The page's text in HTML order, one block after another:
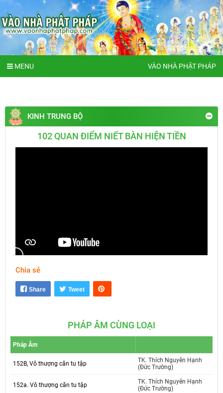
MENU VÀO NHÀ PHẬT PHÁP
KINH TRUNG BỘ
102 QUAN ĐIỂM NIẾT BÀN HIỆN TIỀN
Chia sẻ
Share Tweet
PHÁP ÂM CÙNG LOẠI
Pháp Âm
152B, Vô thượng căn tu tập
TK. Thích Nguyên Hạnh
(Đức Trường)
152a. Vô thượng căn tu tập
TK. Thích Nguyên Hạnh
(Đức Trường)